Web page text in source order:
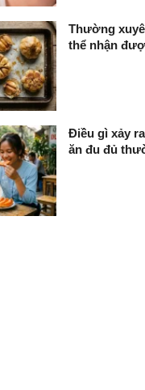
Thường
thể nhận
Điều gì xảy
ăn đu đủ